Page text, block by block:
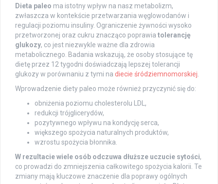
Dieta paleo ma istotny wpływ na nasz metabolizm,
zwłaszcza w kontekście przetwarzania węglowodanów i
regulacji poziomu insuliny. Ograniczenie żywności wysoko
przetworzonej oraz cukru znacząco poprawia tolerancję
glukozy, co jest niezwykle ważne dla zdrowia
metabolicznego. Badania wskazują, że osoby stosujące tę
dietę przez 12 tygodni doświadczają lepszej tolerancji
glukozy w porównaniu z tymi na diecie śródziemnomorskiej.
Wprowadzenie diety paleo może również przyczynić się do:
obniżenia poziomu cholesterolu LDL,
redukcji trójglicerydów,
pozytywnego wpływu na kondycję serca,
większego spożycia naturalnych produktów,
wzrostu spożycia błonnika.
W rezultacie wiele osób odczuwa dłuższe uczucie sytości,
co prowadzi do zmniejszenia całkowitego spożycia kalorii. Te
zmiany mają kluczowe znaczenie dla poprawy ogólnych